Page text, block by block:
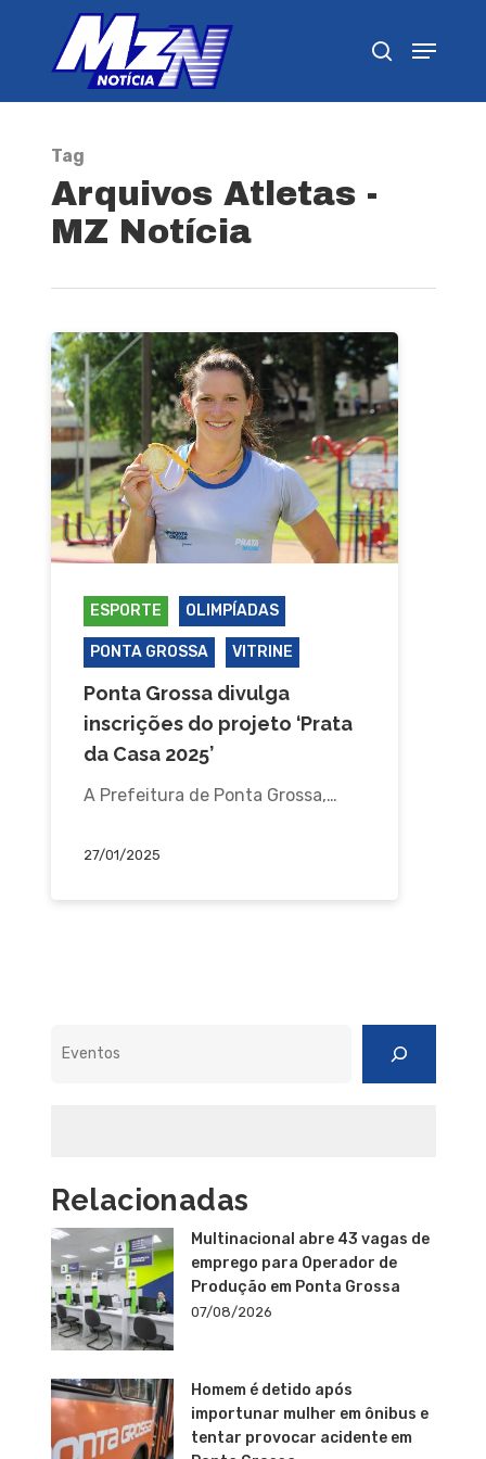
Tag
Arquivos Atletas -
MZ Notícia
ESPORTE OLIMPÍADAS
PONTA GROSSA VITRINE
Ponta Grossa divulga
inscrições do projeto ‘Prata
da Casa 2025’
A Prefeitura de Ponta Grossa,…
27/01/2025
Relacionadas
Multinacional abre 43 vagas de
emprego para Operador de
Produção em Ponta Grossa
07/08/2026
Homem é detido após
importunar mulher em ônibus e
tentar provocar acidente em